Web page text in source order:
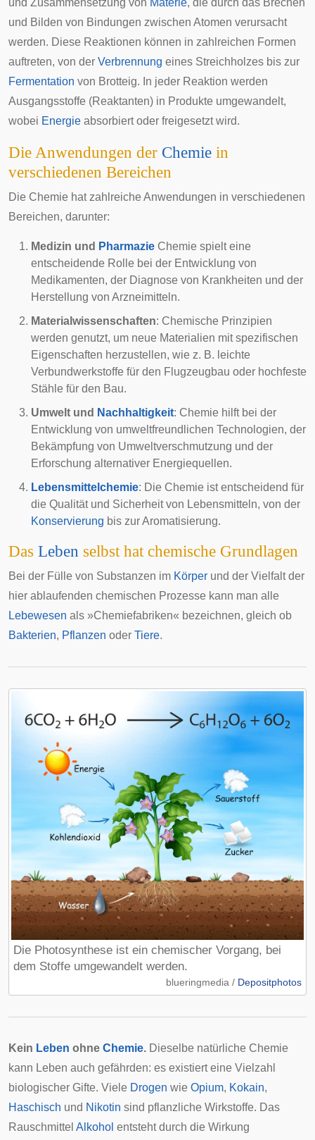
und Bilden von Bindungen zwischen Atomen verursacht
werden. Diese Reaktionen können in zahlreichen Formen
auftreten, von der Verbrennung eines Streichholzes bis zur
Fermentation von Brotteig. In jeder Reaktion werden
Ausgangsstoffe (Reaktanten) in Produkte umgewandelt,
wobei Energie absorbiert oder freigesetzt wird.
Die Anwendungen der Chemie in
verschiedenen Bereichen
Die Chemie hat zahlreiche Anwendungen in verschiedenen
Bereichen, darunter:
Medizin und Pharmazie Chemie spielt eine
entscheidende Rolle bei der Entwicklung von
Medikamenten, der Diagnose von Krankheiten und der
Herstellung von Arzneimitteln.
Materialwissenschaften: Chemische Prinzipien
werden genutzt, um neue Materialien mit spezifischen
Eigenschaften herzustellen, wie z. B. leichte
Verbundwerkstoffe für den Flugzeugbau oder hochfeste
Stähle für den Bau.
Umwelt und Nachhaltigkeit: Chemie hilft bei der
Entwicklung von umweltfreundlichen Technologien, der
Bekämpfung von Umweltverschmutzung und der
Erforschung alternativer Energiequellen.
Lebensmittelchemie: Die Chemie ist entscheidend für
die Qualität und Sicherheit von Lebensmitteln, von der
Konservierung bis zur Aromatisierung.
Das Leben selbst hat chemische Grundlagen
Bei der Fülle von Substanzen im Körper und der Vielfalt der
hier ablaufenden chemischen Prozesse kann man alle
Lebewesen als »Chemiefabriken« bezeichnen, gleich ob
Bakterien, Pflanzen oder Tiere.
Die Photosynthese ist ein chemischer Vorgang, bei
dem Stoffe umgewandelt werden.
blueringmedia / Depositphotos
Kein Leben ohne Chemie. Dieselbe natürliche Chemie
kann Leben auch gefährden: es existiert eine Vielzahl
biologischer Gifte. Viele Drogen wie Opium, Kokain,
Haschisch und Nikotin sind pflanzliche Wirkstoffe. Das
Rauschmittel Alkohol entsteht durch die Wirkung